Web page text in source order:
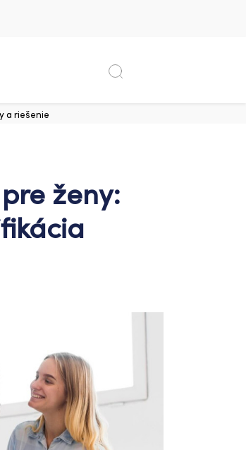
a riešenie
ženy: